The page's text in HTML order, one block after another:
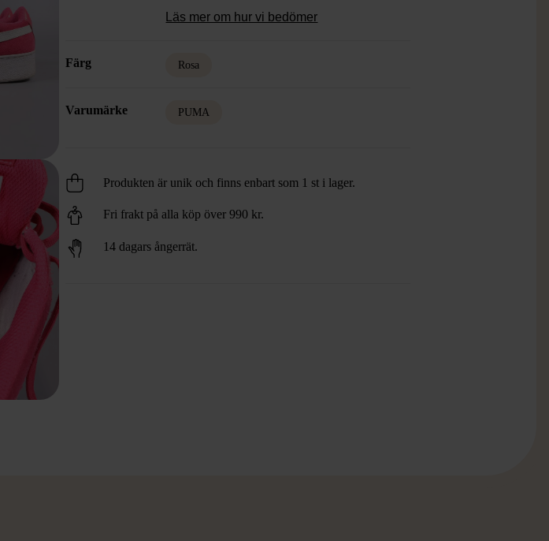
Läs mer om hur vi bedömer
Färg Rosa
Varumärke PUMA
Produkten är unik och finns enbart som 1 st i lager.
Fri frakt på alla köp över 990 kr.
14 dagars ångerrät.